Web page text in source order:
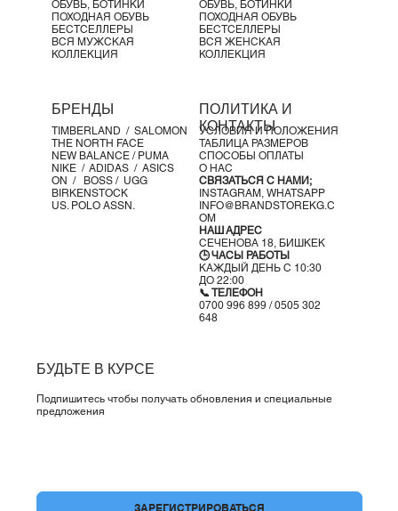
Хайкинга
Простых троп
Смешанных поверхностей
Высота:средняя (128 мм)
Защита стопы: высокая
Поддержка стопы:стабильная
Водонепроницаемость: мембрана
Вес:440 г
Особенности и материалы:
All Terrain Contagrip®– универсальная
резиновая смесь для надёжного сцепления на мокрых,
сухих, твёрдых и рыхлых поверхностях.
EnergyCell EVA
высокоэффективная амортизация.
advancedCHASSIS™– встроенный элемент для
армированием кевларом, лёгкий и дышащий.
Подкладка:
мягкий и дышащий текстиль.
Конструкция верха:
комфорт, вентиляция и долговечность.
ОБУВЬ, БОТИНКИ
ПОХОДНАЯ ОБУВЬ
БЕСТСЕЛЛЕРЫ
ВСЯ МУЖСКАЯ
КОЛЛЕКЦИЯ
ОБУВЬ, БОТИНКИ
ПОХОДНАЯ ОБУВЬ
БЕСТСЕЛЛЕРЫ
ВСЯ ЖЕНСКАЯ
КОЛЛЕКЦИЯ
БРЕНДЫ
TIMBERLAND / SALOMON
THE NORTH FACE
NEW BALANCE / PUMA
NIKE / ADIDAS / ASICS
ON / BOSS / UGG
BIRKENSTOCK
US. POLO ASSN.
ПОЛИТИКА И
КОНТАКТЫ
УСЛОВИЯ И ПОЛОЖЕНИЯ
ТАБЛИЦА РАЗМЕРОВ
СПОСОБЫ ОПЛАТЫ
О НАС
СВЯЗАТЬСЯ С НАМИ;
INSTAGRAM, WHATSAPP
INFO@BRANDSTOREKG.C
OM
НАШ АДРЕС
СЕЧЕНОВА 18, БИШКЕК
🕒 ЧАСЫ РАБОТЫ
КАЖДЫЙ ДЕНЬ С 10:30
ДО 22:00
📞 ТЕЛЕФОН
0700 996 899 / 0505 302
648
БУДЬТЕ В КУРСЕ
Подпишитесь чтобы получать обновления и специальные
предложения
ЗАРЕГИСТРИРОВАТЬСЯ